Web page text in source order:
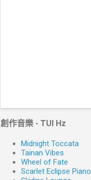
創作音樂 - TUI Hz
Midnight Toccata
Tainan Vibes
Wheel of Fate
Scarlet Eclipse Piano